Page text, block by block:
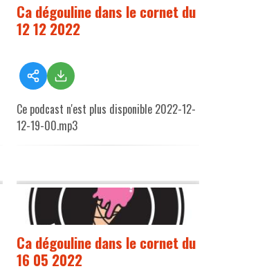
Ca dégouline dans le cornet du
12 12 2022
Ce podcast n'est plus disponible 2022-12-
12-19-00.mp3
Ca dégouline dans le cornet du
16 05 2022